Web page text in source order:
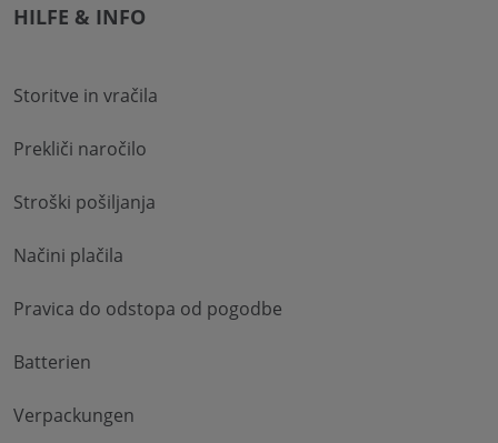
HILFE & INFO
Storitve in vračila
Prekliči naročilo
Stroški pošiljanja
Načini plačila
Pravica do odstopa od pogodbe
Batterien
Verpackungen